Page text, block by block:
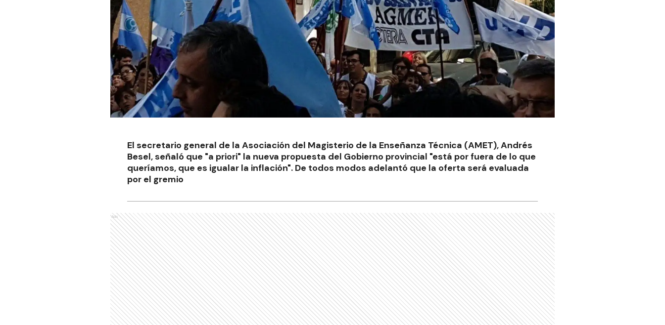
El secretario general de la Asociación del Magisterio de la Enseñanza Técnica (AMET), Andrés
Besel, señaló que "a priori" la nueva propuesta del Gobierno provincial "está por fuera de lo que
queríamos, que es igualar la inflación". De todos modos adelantó que la oferta será evaluada
por el gremio
Ads